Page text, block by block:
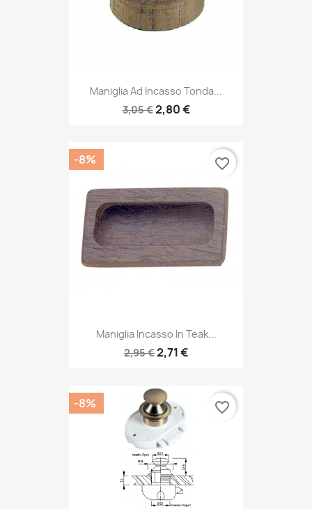
Maniglia Ad Incasso Tonda...
3,05 €2,80 €
Maniglia Incasso In Teak...
2,95 €2,71 €
-8% favorite_border
-8% favorite_border